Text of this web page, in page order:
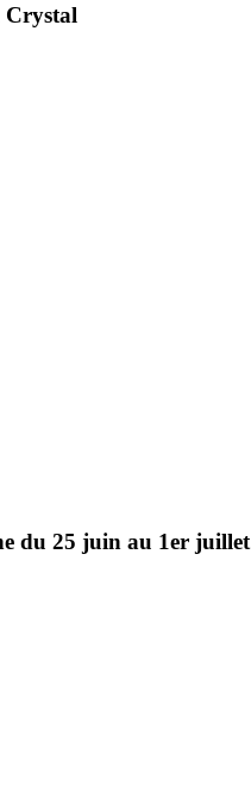
Crystal
du 25 juin au 1er juillet